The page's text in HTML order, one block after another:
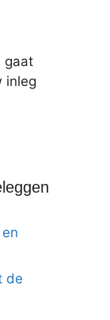
gaat
inleg
de